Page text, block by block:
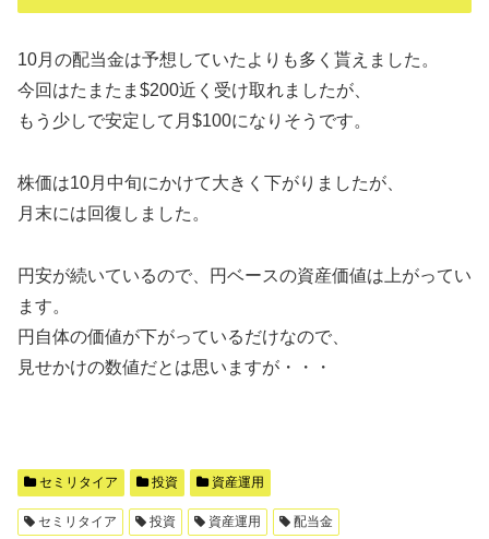
10月の配当金は予想していたよりも多く貰えました。
今回はたまたま$200近く受け取れましたが、
もう少しで安定して月$100になりそうです。
株価は10月中旬にかけて大きく下がりましたが、
月末には回復しました。
円安が続いているので、円ベースの資産価値は上がってい
ます。
円自体の価値が下がっているだけなので、
見せかけの数値だとは思いますが・・・
セミリタイア 投資 資産運用
セミリタイア 投資 資産運用 配当金